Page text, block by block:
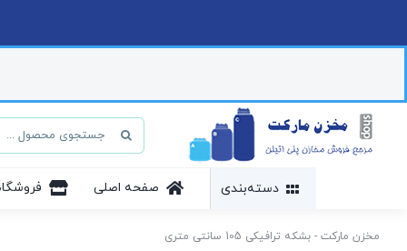
جستجو
برای:
دسته‌بندی صفحه اصلی
مخزن مارکت - بشکه ترافیکی 105 سانتی متری